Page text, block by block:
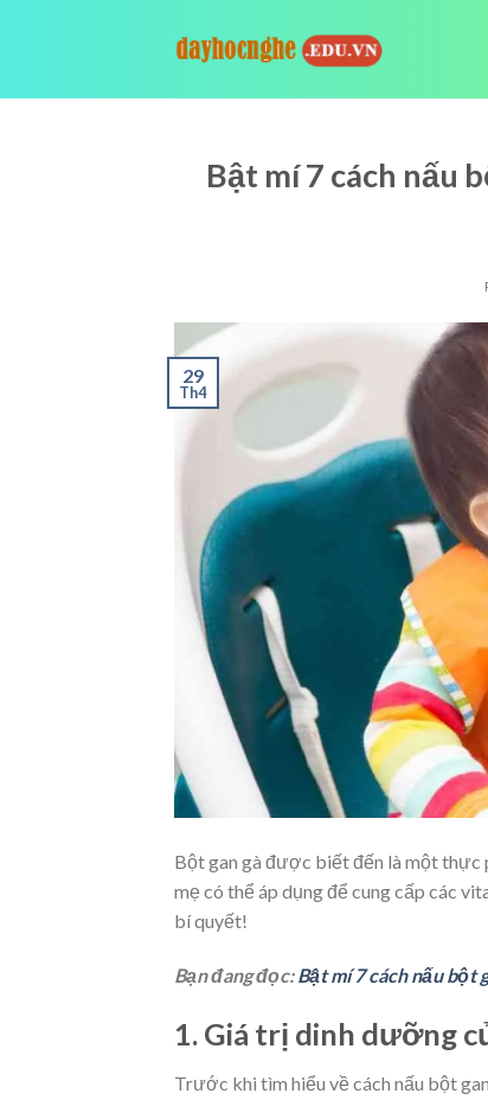
Bật mí 7 cách nấu
29
Th4
Bột gan gà được biết đến là một thực
mẹ có thể áp dụng để cung cấp các
bí quyết!
Bạn đang đọc:Bật mí 7 cách nấu bột
1. Giá trị dinh dưỡng
Trước khi tìm hiểu về cách nấu bột